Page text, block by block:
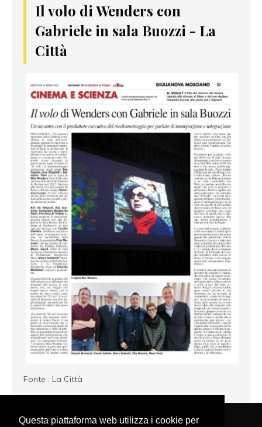
Questa piattaforma web utilizza i cookie per
Il volo di Wenders con
Gabriele in sala Buozzi - La
Città
Fonte : La Città